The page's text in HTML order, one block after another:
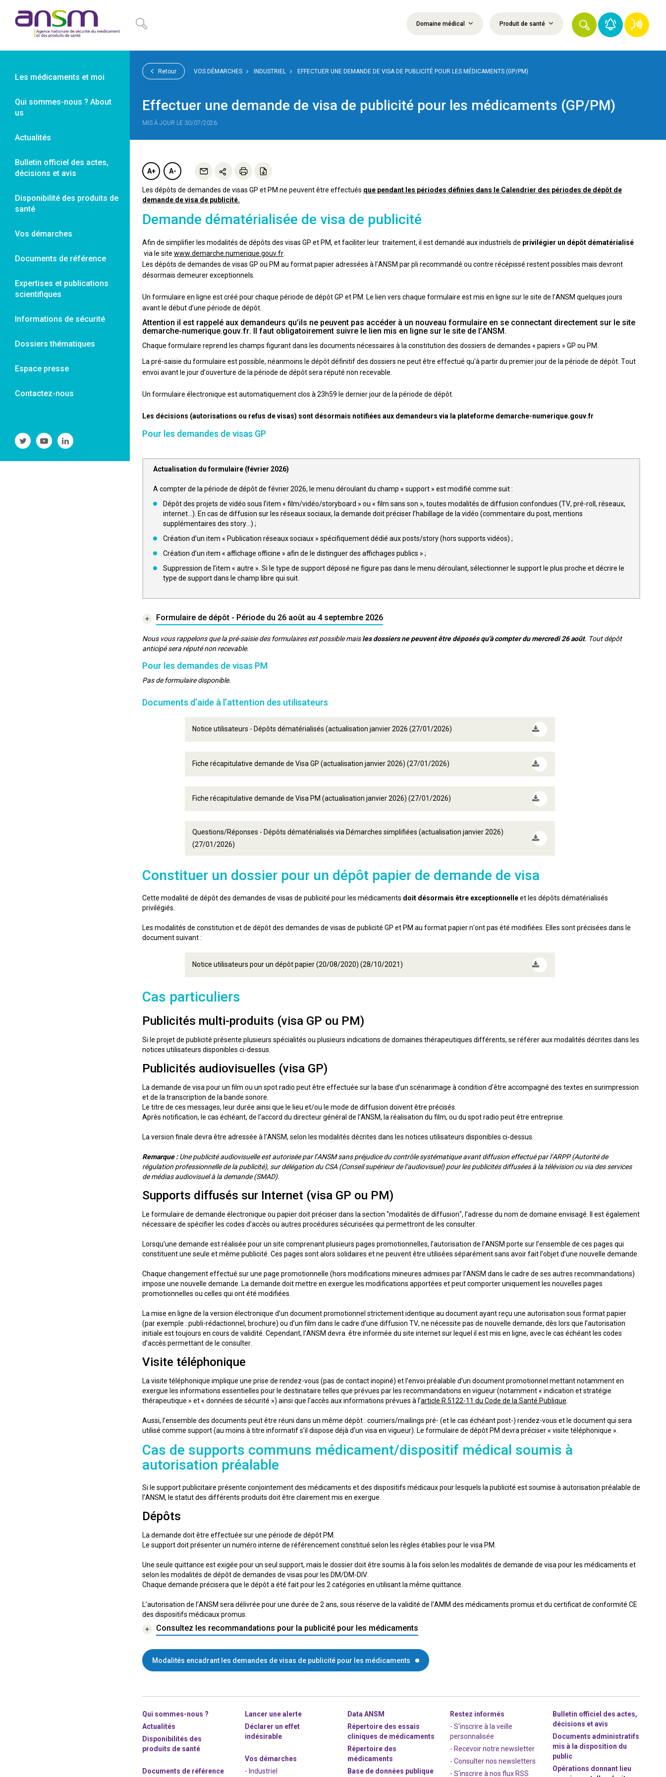
Domaine médical Produit de santé
Les médicaments et moi
Qui sommes-nous ? About
us
Actualités
Bulletin officiel des actes,
décisions et avis
Disponibilité des produits de
santé
Vos démarches
Documents de référence
Expertises et publications
scientifiques
Informations de sécurité
Dossiers thématiques
Espace presse
Contactez-nous
Suivre
l'ANSM
Twitter
Suivre
l'ANSM
Youtube
Suivre
l'ANSM
Linkedin
Retour VOS DÉMARCHES INDUSTRIEL EFFECTUER UNE DEMANDE DE VISA DE PUBLICITÉ POUR LES MÉDICAMENTS (GP/PM)
Effectuer une demande de visa de publicité pour les médicaments (GP/PM)
MIS À JOUR LE 30/07/2026
A+ A-
Les dépôts de demandes de visas GP et PM ne peuvent être effectués que pendant les périodes définies dans le Calendrier des périodes de dépôt de
demande de visa de publicité.
Demande dématérialisée de visa de publicité
Afin de simplifier les modalités de dépôts des visas GP et PM, et faciliter leur traitement, il est demandé aux industriels de privilégier un dépôt dématérialisé
via le site www.demarche.numerique.gouv.fr
Les dépôts de demandes de visas GP ou PM au format papier adressées à l’ANSM par pli recommandé ou contre récépissé restent possibles mais devront
désormais demeurer exceptionnels.
Un formulaire en ligne est créé pour chaque période de dépôt GP et PM. Le lien vers chaque formulaire est mis en ligne sur le site de l’ANSM quelques jours
avant le début d’une période de dépôt.
Attention il est rappelé aux demandeurs qu’ils ne peuvent pas accéder à un nouveau formulaire en se connectant directement sur le site
demarche-numerique.gouv.fr. Il faut obligatoirement suivre le lien mis en ligne sur le site de l’ANSM.
Chaque formulaire reprend les champs figurant dans les documents nécessaires à la constitution des dossiers de demandes « papiers » GP ou PM.
La pré-saisie du formulaire est possible, néanmoins le dépôt définitif des dossiers ne peut être effectué qu'à partir du premier jour de la période de dépôt. Tout
envoi avant le jour d’ouverture de la période de dépôt sera réputé non recevable.
Un formulaire électronique est automatiquement clos à 23h59 le dernier jour de la période de dépôt.
Les décisions (autorisations ou refus de visas) sont désormais notifiées aux demandeurs via la plateforme demarche-numerique.gouv.fr
Pour les demandes de visas GP
Actualisation du formulaire (février 2026)
A compter de la période de dépôt de février 2026, le menu déroulant du champ « support » est modifié comme suit :
Dépôt des projets de vidéo sous l’item « film/vidéo/storyboard » ou « film sans son », toutes modalités de diffusion confondues (TV, pré-roll, réseaux,
internet…). En cas de diffusion sur les réseaux sociaux, la demande doit préciser l’habillage de la vidéo (commentaire du post, mentions
supplémentaires des story…) ;
Création d’un item « Publication réseaux sociaux » spécifiquement dédié aux posts/story (hors supports vidéos) ;
Création d’un item « affichage officine » afin de le distinguer des affichages publics » ;
Suppression de l’item « autre ». Si le type de support déposé ne figure pas dans le menu déroulant, sélectionner le support le plus proche et décrire le
type de support dans le champ libre qui suit.
Formulaire de dépôt - Période du 26 août au 4 septembre 2026
Nous vous rappelons que la pré-saisie des formulaires est possible maisles dossiers ne peuvent être déposés qu'à compter du mercredi 26 août. Tout dépôt
anticipé sera réputé non recevable.
Pour les demandes de visas PM
Pas de formulaire disponible.
Documents d’aide à l’attention des utilisateurs
Notice utilisateurs - Dépôts dématérialisés (actualisation janvier 2026 (27/01/2026)
Fiche récapitulative demande de Visa GP (actualisation janvier 2026) (27/01/2026)
Fiche récapitulative demande de Visa PM (actualisation janvier 2026) (27/01/2026)
Questions/Réponses - Dépôts dématérialisés via Démarches simplifiées (actualisation janvier 2026)
(27/01/2026)
Constituer un dossier pour un dépôt papier de demande de visa
Cette modalité de dépôt des demandes de visas de publicité pour les médicaments doit désormais être exceptionnelleet les dépôts dématérialisés
privilégiés.
Les modalités de constitution et de dépôt des demandes de visas de publicité GP et PM au format papier n’ont pas été modifiées. Elles sont précisées dans le
document suivant :
Notice utilisateurs pour un dépôt papier (20/08/2020) (28/10/2021)
Cas particuliers
Publicités multi-produits (visa GP ou PM)
Si le projet de publicité présente plusieurs spécialités ou plusieurs indications de domaines thérapeutiques différents, se référer aux modalités décrites dans les
notices utilisateurs disponibles ci-dessus.
Publicités audiovisuelles (visa GP)
La demande de visa pour un film ou un spot radio peut être effectuée sur la base d’un scénarimage à condition d’être accompagné des textes en surimpression
et de la transcription de la bande sonore.
Le titre de ces messages, leur durée ainsi que le lieu et/ou le mode de diffusion doivent être précisés.
Après notification, le cas échéant, de l’accord du directeur général de l’ANSM, la réalisation du film, ou du spot radio peut être entreprise.
La version finale devra être adressée à l’ANSM, selon les modalités décrites dans les notices utilisateurs disponibles ci-dessus.
Remarque :Une publicité audiovisuelle est autorisée par l’ANSM sans préjudice du contrôle systématique avant diffusion effectué par l’ARPP (Autorité de
régulation professionnelle de la publicité), sur délégation du CSA (Conseil supérieur de l’audiovisuel) pour les publicités diffusées à la télévision ou via des services
de médias audiovisuel à la demande (SMAD).
Supports diffusés sur Internet (visa GP ou PM)
Le formulaire de demande électronique ou papier doit préciser dans la section "modalités de diffusion", l’adresse du nom de domaine envisagé. Il est également
nécessaire de spécifier les codes d’accès ou autres procédures sécurisées qui permettront de les consulter.
Lorsqu’une demande est réalisée pour un site comprenant plusieurs pages promotionnelles, l’autorisation de l’ANSM porte sur l’ensemble de ces pages qui
constituent une seule et même publicité. Ces pages sont alors solidaires et ne peuvent être utilisées séparément sans avoir fait l’objet d’une nouvelle demande.
Chaque changement effectué sur une page promotionnelle (hors modifications mineures admises par l’ANSM dans le cadre de ses autres recommandations)
impose une nouvelle demande. La demande doit mettre en exergue les modifications apportées et peut comporter uniquement les nouvelles pages
promotionnelles ou celles qui ont été modifiées.
La mise en ligne de la version électronique d’un document promotionnel strictement identique au document ayant reçu une autorisation sous format papier
(par exemple : publi-rédactionnel, brochure) ou d’un film dans le cadre d’une diffusion TV, ne nécessite pas de nouvelle demande, dès lors que l’autorisation
initiale est toujours en cours de validité. Cependant, l’ANSM devra être informée du site internet sur lequel il est mis en ligne, avec le cas échéant les codes
d’accès permettant de le consulter.
Visite téléphonique
La visite téléphonique implique une prise de rendez-vous (pas de contact inopiné) et l’envoi préalable d’un document promotionnel mettant notamment en
exergue les informations essentielles pour le destinataire telles que prévues par les recommandations en vigueur (notamment « indication et stratégie
thérapeutique » et « données de sécurité ») ainsi que l'accès aux informations prévues à l’article R.5122-11 du Code de la Santé Publique
Aussi, l’ensemble des documents peut être réuni dans un même dépôt : courriers/mailings pré- (et le cas échéant post-) rendez-vous et le document qui sera
utilisé comme support (au moins à titre informatif s’il dispose déjà d’un visa en vigueur). Le formulaire de dépôt PM devra préciser « visite téléphonique ».
Cas de supports communs médicament/dispositif médical soumis à
autorisation préalable
Si le support publicitaire présente conjointement des médicaments et des dispositifs médicaux pour lesquels la publicité est soumise à autorisation préalable de
l’ANSM, le statut des différents produits doit être clairement mis en exergue.
Dépôts
La demande doit être effectuée sur une période de dépôt PM.
Le support doit présenter un numéro interne de référencement constitué selon les règles établies pour le visa PM.
Une seule quittance est exigée pour un seul support, mais le dossier doit être soumis à la fois selon les modalités de demande de visa pour les médicaments et
selon les modalités de dépôt de demandes de visas pour les DM/DM-DIV.
Chaque demande précisera que le dépôt a été fait pour les 2 catégories en utilisant la même quittance.
L’autorisation de l’ANSM sera délivrée pour une durée de 2 ans, sous réserve de la validité de l’AMM des médicaments promus et du certificat de conformité CE
des dispositifs médicaux promus.
Consultez les recommandations pour la publicité pour les médicaments
Modalités encadrant les demandes de visas de publicité pour les médicaments
Qui sommes-nous ?
Actualités
Disponibilités des
produits de santé
Documents de référence
Lancer une alerte
Déclarer un effet
indésirable
Vos démarches
- Industriel
Data ANSM
Répertoire des essais
cliniques de médicaments
Répertoire des
médicaments
Base de données publique
Restez informés
- S'inscrire à la veille
personnalisée
- Recevoir notre newsletter
- Consulter nos newsletters
-S'inscrire à nos flux RSS
Bulletin officiel des actes,
décisions et avis
Documents administratifs
mis à la disposition du
public
Opérations donnant lieu